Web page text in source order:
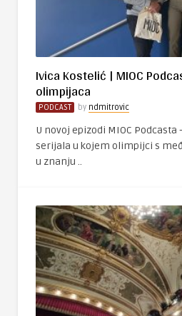
Ivica Kostelić | MIOC
olimpijaca
PODCAST by ndmitrovic
U novoj epizodi MIOC
serijala u kojem olimpijci s
u znanju ..